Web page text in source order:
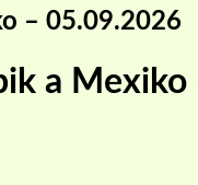
– 05.09.2026
a